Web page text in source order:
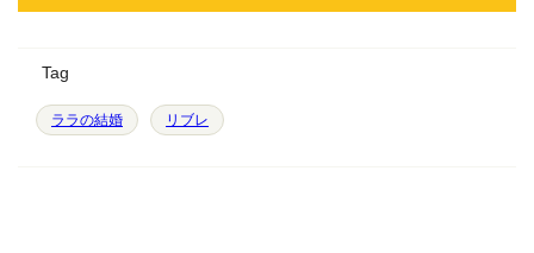
Tag
ララの結婚 リブレ